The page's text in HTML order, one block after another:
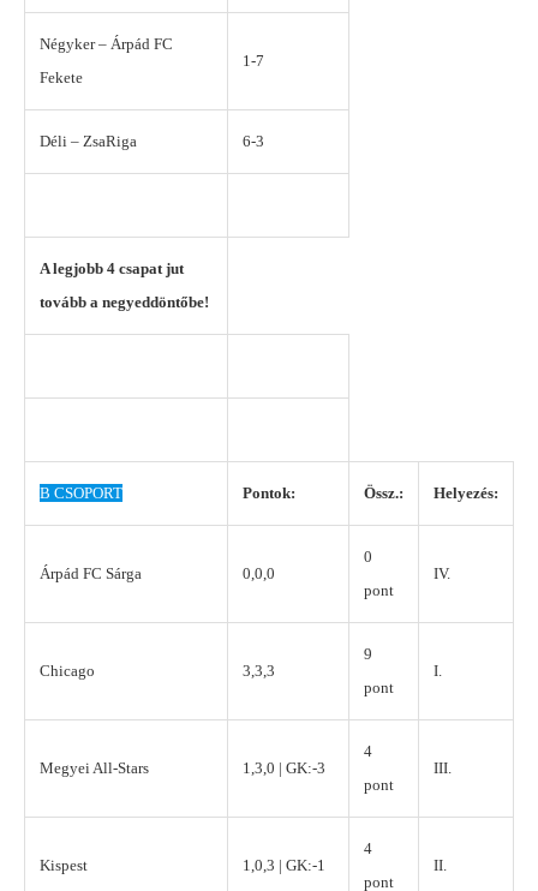
Négyker – Árpád FC
Fekete
1-7
Déli – ZsaRiga 6-3
A legjobb 4 csapat jut
tovább a negyeddöntőbe!
B CSOPORT Pontok: Össz.: Helyezés:
Árpád FC Sárga 0,0,0
0
pont
IV.
Chicago 3,3,3
9
pont
I.
Megyei All-Stars 1,3,0 | GK:-3
4
pont
III.
Kispest 1,0,3 | GK:-1
4
pont
II.